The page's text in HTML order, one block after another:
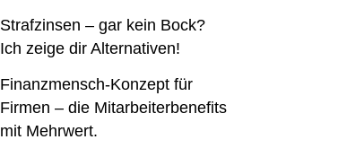
Strafzinsen – gar kein Bock?
Ich zeige dir Alternativen!
Finanzmensch-Konzept für
Firmen – die Mitarbeiterbenefits
mit Mehrwert.